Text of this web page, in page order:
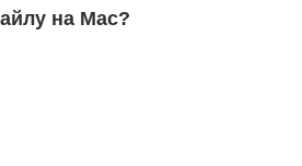
на Mac?